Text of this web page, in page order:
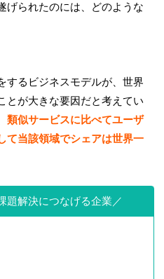
げられたのには、どのような
するビジネスモデルが、世界
とが大きな要因だと考えてい
類似サービスに比べてユーザ
て当該領域でシェアは世界一
題解決につなげる企業